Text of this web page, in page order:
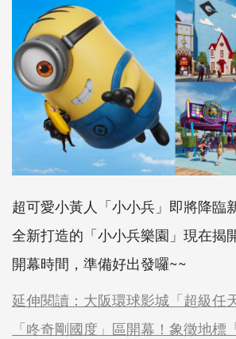
超可愛小黃人「小小兵」即將降臨
全新打造的「小小兵樂園」現在揭
開幕時間，準備好出發囉~~
延伸閱讀：大阪環球影城「超級任
「咚奇剛國度」區開幕！象徵地標